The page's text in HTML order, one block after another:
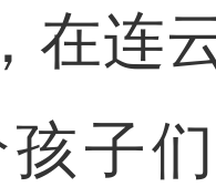
在连
子